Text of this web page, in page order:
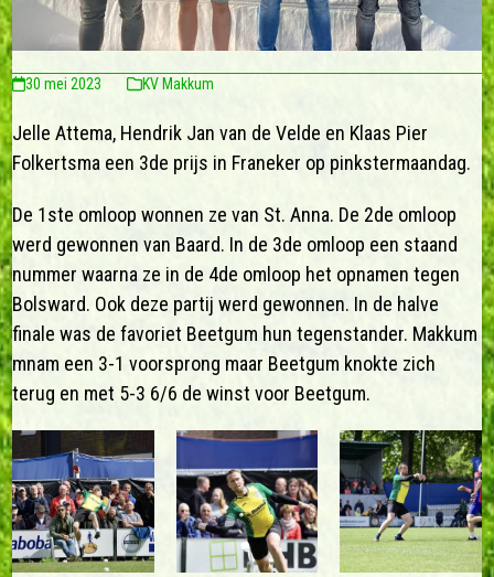
30 mei 2023 KV Makkum
Jelle Attema, Hendrik Jan van de Velde en Klaas Pier
Folkertsma een 3de prijs in Franeker op pinkstermaandag.
De 1ste omloop wonnen ze van St. Anna. De 2de omloop
werd gewonnen van Baard. In de 3de omloop een staand
nummer waarna ze in de 4de omloop het opnamen tegen
Bolsward. Ook deze partij werd gewonnen. In de halve
finale was de favoriet Beetgum hun tegenstander. Makkum
mnam een 3-1 voorsprong maar Beetgum knokte zich
terug en met 5-3 6/6 de winst voor Beetgum.